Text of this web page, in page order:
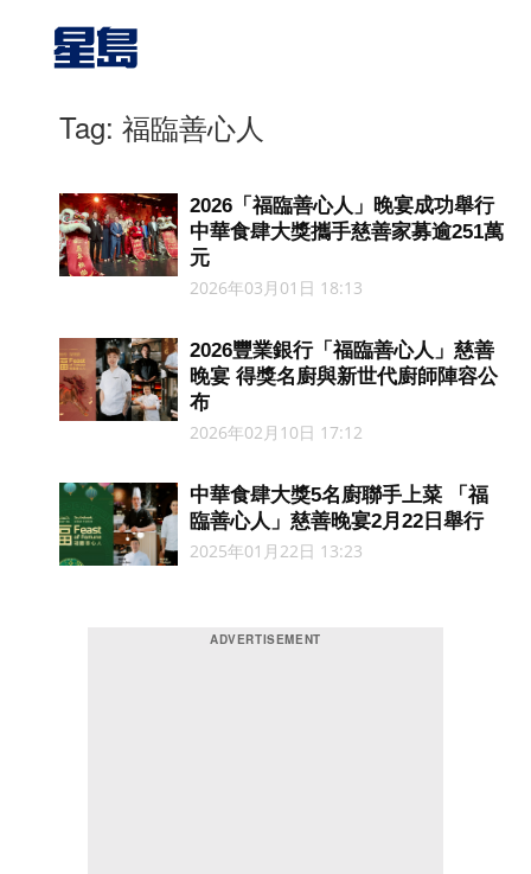
Tag: 福臨善心人
2026「福臨善心人」晚宴成功舉行
中華食肆大獎攜手慈善家募逾251萬
元
2026年03月01日 18:13
2026豐業銀行「福臨善心人」慈善
晚宴 得獎名廚與新世代廚師陣容公
布
2026年02月10日 17:12
中華食肆大獎5名廚聯手上菜 「福
臨善心人」慈善晚宴2月22日舉行
2025年01月22日 13:23